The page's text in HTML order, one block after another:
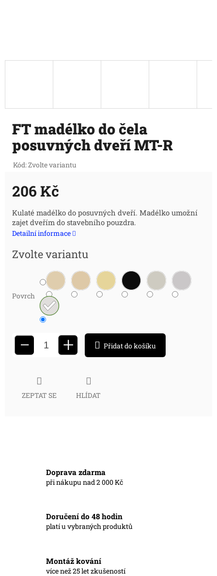
FT madélko do čela
posuvných dveří MT-R
Kód:Zvolte variantu
206 Kč
Měrná
cena:
Kulaté madélko do posuvných dveří. Madélko umožní
zajet dveřím do stavebního pouzdra.
Detailní informace
Zvolte variantu
Povrch
− + Přidat do košíku
ZEPTAT SE HLÍDAT
Doprava zdarma
při nákupu nad 2 000 Kč
Doručení do 48 hodin
platí u vybraných produktů
Montáž kování
více než 25 let zkušeností